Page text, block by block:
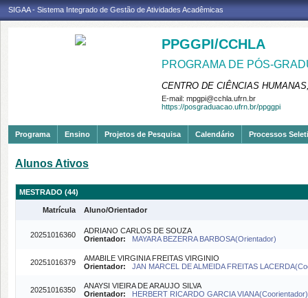
SIGAA - Sistema Integrado de Gestão de Atividades Acadêmicas
PPGGPI/CCHLA
PROGRAMA DE PÓS-
CENTRO DE CIÊNCIAS
E-mail: mpgpi@cchla.ufrn.br
https://posgraduacao.ufrn.br/ppggpi
Programa Ensino Projetos de Pesquisa Calendário Processos
Alunos Ativos
MESTRADO (44)
Matrícula Aluno/Orientador
20251016360
ADRIANO CARLOS DE SOUZA
Orientador:
MAYARA BEZERRA BARBOSA(Orientador)
20251016379
AMABILE VIRGINIA FREITAS VIRGINIO
Orientador:
JAN MARCEL DE ALMEIDA FREITAS
20251016350
ANAYSI VIEIRA DE ARAUJO SILVA
Orientador:
HERBERT RICARDO GARCIA